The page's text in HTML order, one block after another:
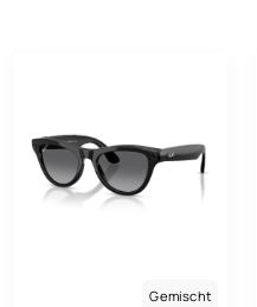
Gemischt